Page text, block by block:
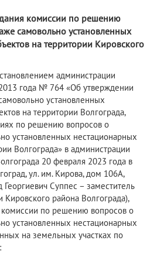
комиссии по решению
самовольно установленных
на территории Кировского
администрации
года № 764 «Об утверждении
установленных
на территории Волгограда,
по решению вопросов о
установленных нестационарных
Волгограда» в администрации
20 февраля 2023 года в
ул. им. Кирова, дом 106А,
Суппес – заместитель
Кировского района Волгограда),
комиссии по решению вопросов о
установленных нестационарных
на земельных участках по